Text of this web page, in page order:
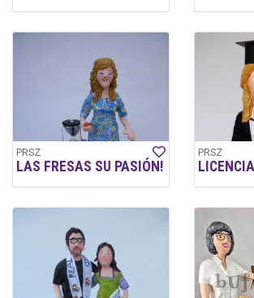
PRSZ
LAS FRESAS SU PASIÓN!
PRSZ